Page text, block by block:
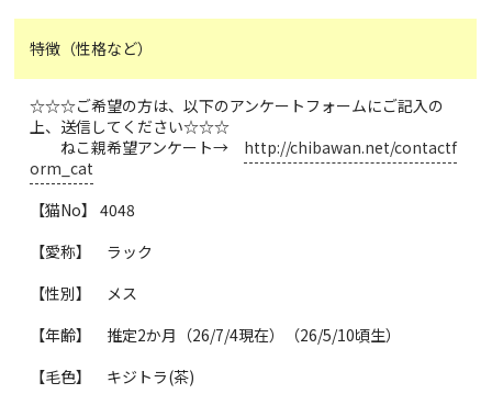
特徴（性格など）
☆☆☆ご希望の方は、以下のアンケートフォームにご記入の
上、送信してください☆☆☆
ねこ親希望アンケート→ http://chibawan.net/contactf
orm_cat
【猫No】 4048
【愛称】 ラック
【性別】 メス
【年齢】 推定2か月（26/7/4現在）（26/5/10頃生）
【毛色】 キジトラ(茶)